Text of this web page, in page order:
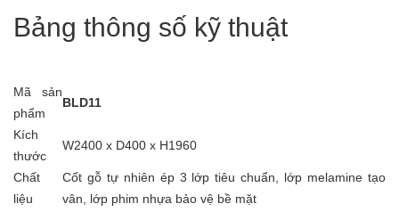
Bảng thông số kỹ thuật
Mã sản
phẩm
BLD11
Kích
thước
W2400 x D400 x H1960
Chất
liệu
Cốt gỗ tự nhiên ép 3 lớp tiêu chuẩn, lớp melamine tạo
vân, lớp phim nhựa bảo vệ bề mặt